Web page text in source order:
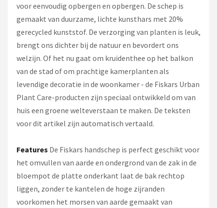
voor eenvoudig opbergen en opbergen. De schep is
gemaakt van duurzame, lichte kunsthars met 20%
gerecycled kunststof. De verzorging van planten is leuk,
brengt ons dichter bij de natuur en bevordert ons
welzijn. Of het nu gaat om kruidenthee op het balkon
van de stad of om prachtige kamerplanten als
levendige decoratie in de woonkamer - de Fiskars Urban
Plant Care-producten zijn speciaal ontwikkeld om van
huis een groene welteverstaan te maken. De teksten
voor dit artikel zijn automatisch vertaald.
Features De Fiskars handschep is perfect geschikt voor
het omvullen van aarde en ondergrond van de zak in de
bloempot de platte onderkant laat de bak rechtop
liggen, zonder te kantelen de hoge zijranden
voorkomen het morsen van aarde gemaakt van